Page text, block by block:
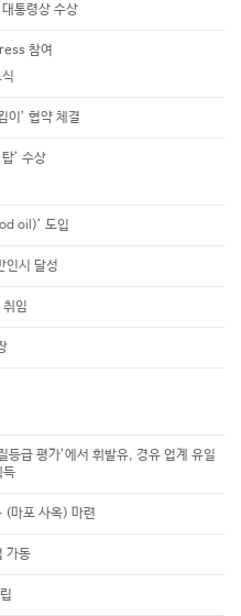
통령상 수상
참여
이’ 협약 체결
’ 수상
oil)’ 도입
인시 달성
임
등급 평가’에서 휘발유, 경유 업계 유일
득
(마포 사옥) 마련
가동